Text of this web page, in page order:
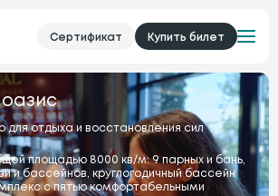
Сертификат Купить билет
оазис
для отдыха и восстановления сил
площадью 8000 кв/м: 9 парных и бань,
и бассейнов, круглогодичный бассейн
с пятью комфортабельными